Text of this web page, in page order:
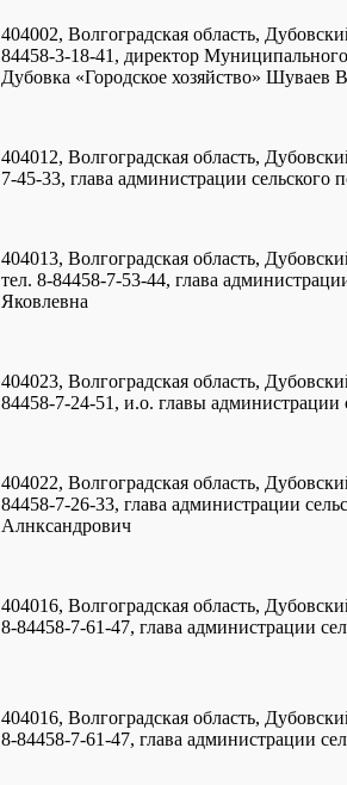
404002, Волгоградская область,
84458-3-18-41, директор
Дубовка «Городское хозяйство» Шуваев
404012, Волгоградская область,
7-45-33, глава администрации
404013, Волгоградская область,
тел. 8-84458-7-53-44, глава
Яковлевна
404023, Волгоградская область,
84458-7-24-51, и.о. главы администрации
404022, Волгоградская область,
84458-7-26-33, глава администрации
Алнксандрович
404016, Волгоградская область,
8-84458-7-61-47, глава администрации
404016, Волгоградская область,
8-84458-7-61-47, глава администрации